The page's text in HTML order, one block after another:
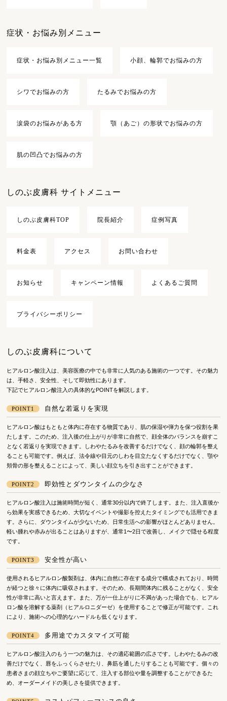
症状・お悩み別メニュー
症状・お悩み別メニュー一覧 小顔、輪郭でお悩みの方
シワでお悩みの方 たるみでお悩みの方
涙袋のお悩みがある方 顎（あご）の形状でお悩みの方
肌の凹凸でお悩みの方
しのぶ皮膚科 サイトメニュー
しのぶ皮膚科TOP 院長紹介 症例写真
料金表 アクセス お問い合わせ
お知らせ キャンペーン情報 よくあるご質問
プライバシーポリシー
しのぶ皮膚科について
ヒアルロン酸注入は、美容医療の中でも非常に人気のある施術の一つです。その魅力
は、手軽さ、安全性、そして即効性にあります。
下記でヒアルロン酸注入の具体的なPOINTを解説します。
POINT1 自然な若返りを実現
ヒアルロン酸はもともと体内に存在する物質であり、肌の保湿や弾力を保つ役割を果
たします。このため、注入後の仕上がりが非常に自然で、顔全体のバランスを崩すこ
となく若返りを実現できます。しわやたるみを改善するだけでなく、顔の輪郭を整え
ることも可能です。例えば、法令線や目元のしわを目立たなくするだけでなく、顎や
頬骨の形を整えることによって、美しい顔立ちを引き出すことができます。
POINT2 即効性とダウンタイムの少なさ
ヒアルロン酸注入は施術時間が短く、通常30分以内で終了します。また、注入直後か
ら効果を実感できるため、大切なイベントや撮影を控えたタイミングでも活用できま
す。さらに、ダウンタイムが少ないため、日常生活への影響がほとんどありません。
軽い腫れや赤みが出ることはありますが、通常1〜2日で改善し、メイクで隠せる程度
です。
POINT3 安全性が高い
使用されるヒアルロン酸製剤は、体内に自然に存在する成分で構成されており、時間
が経つと徐々に体内に吸収されます。そのため、長期間体内に残ることがなく、安全
性が非常に高いと言えます。また、万が一仕上がりに不満があった場合でも、ヒアル
ロン酸を溶解する薬剤（ヒアルロニダーゼ）を使用することで修正が可能です。これ
により、施術への心理的なハードルも低くなります。
POINT4 多用途でカスタマイズ可能
ヒアルロン酸注入のもう一つの魅力は、その適応範囲の広さです。しわやたるみの改
善だけでなく、唇をふっくらさせたり、鼻筋を通したりすることも可能です。個々の
患者さまの顔立ちやご要望に応じて、注入する部位や量を調整することができるた
め、オーダーメイドの美しさを提供できます。